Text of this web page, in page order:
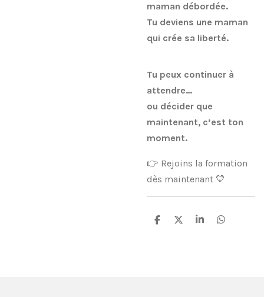
maman débordée.
Tu deviens une maman
qui crée sa liberté.
Tu peux continuer à
attendre…
ou décider que
maintenant, c’est ton
moment.
👉 Rejoins la formation
dès maintenant 💛
P
P
P
P